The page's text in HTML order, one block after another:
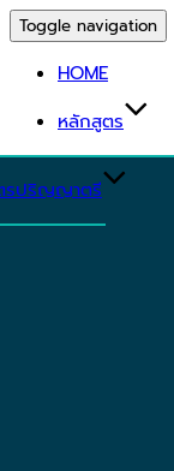
Toggle navigation
HOME
หลักสูตร
รปริญญาตรี